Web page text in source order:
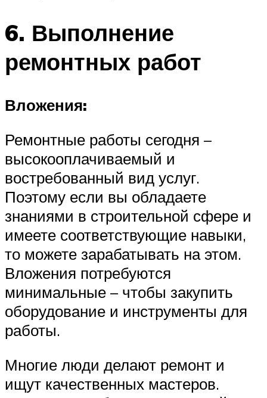
6. Выполнение
ремонтных работ
Вложения:
Ремонтные работы сегодня –
высокооплачиваемый и
востребованный вид услуг.
Поэтому если вы обладаете
знаниями в строительной сфере и
имеете соответствующие навыки,
то можете зарабатывать на этом.
Вложения потребуются
минимальные – чтобы закупить
оборудование и инструменты для
работы.
Многие люди делают ремонт и
ищут качественных мастеров.